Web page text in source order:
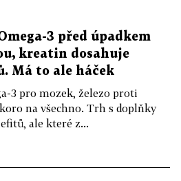
3 před úpadkem
kreatin dosahuje
Má to ale háček
3 pro mozek, železo proti
na všechno. Trh s doplňky
ale které z...